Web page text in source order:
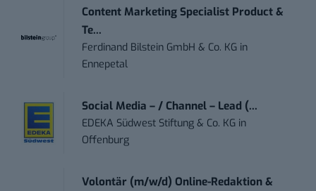
Content Marketing Specialist Product &
Te...
Ferdinand Bilstein GmbH & Co. KG in
Ennepetal
Social Media – / Channel – Lead (...
EDEKA Südwest Stiftung & Co. KG in
Offenburg
Volontär (m/w/d) Online-Redaktion &